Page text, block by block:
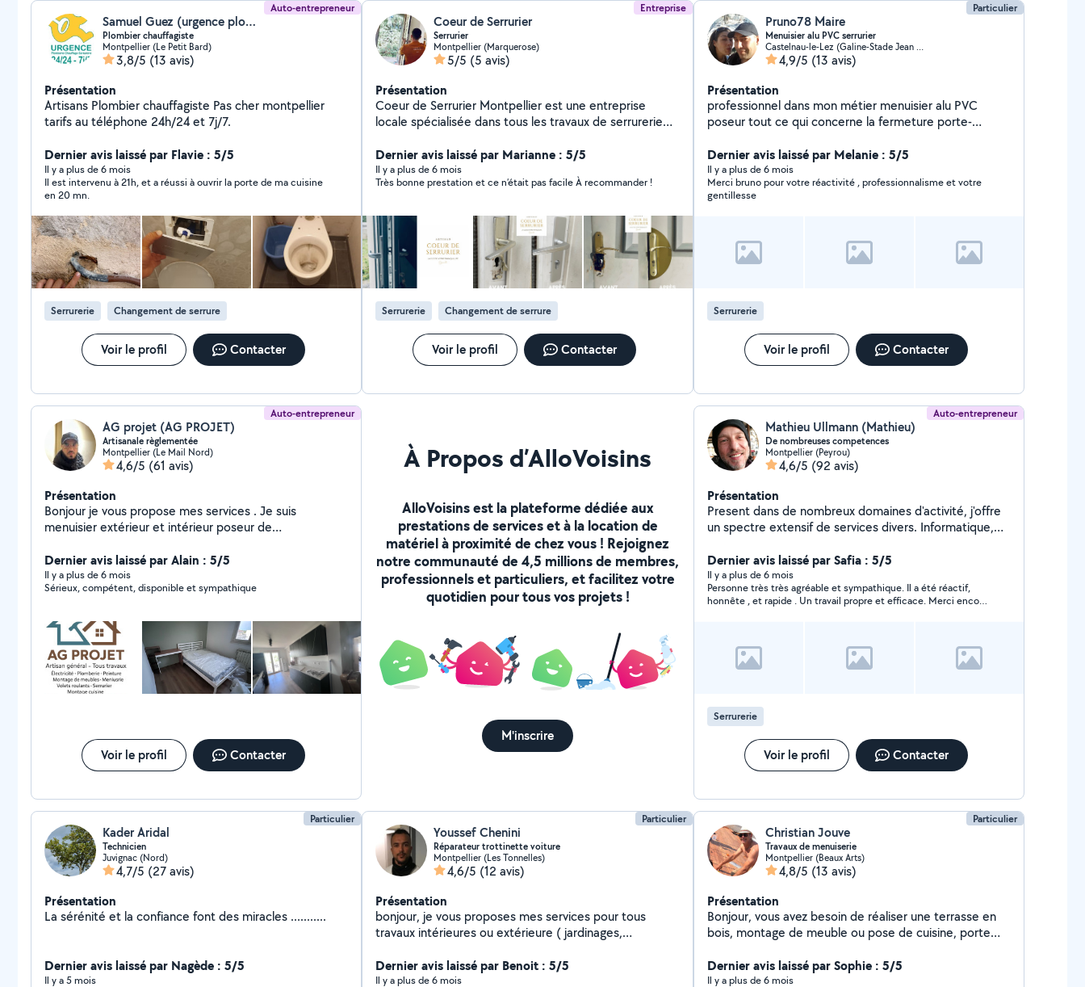
Auto-entrepreneur
Samuel Guez (urgence plomberie Chauffage Montpellier)
Plombier chauffagiste
Montpellier (Le Petit Bard)
3,8/5 (13 avis)
Présentation
Artisans Plombier chauffagiste Pas cher montpellier
tarifs au téléphone 24h/24 et 7j/7.
Dernier avis laissé par Flavie : 5/5
Il y a plus de 6 mois
Il est intervenu à 21h, et a réussi à ouvrir la porte de ma cuisine
en 20 mn.
Serrurerie Changement de serrure
Voir le profil Contacter
Entreprise
Coeur de Serrurier
Serrurier
Montpellier (Marquerose)
5/5 (5 avis)
Présentation
Coeur de Serrurier Montpellier est une entreprise
locale spécialisée dans tous les travaux de serrurerie
serruriers professionnels interviennent rapidement pour
tout dépannage d'urgence, ouverture de porte,
remplacement de serrure, installation de serrure
Dernier avis laissé par Marianne : 5/5
Il y a plus de 6 mois
Très bonne prestation et ce n’était pas facile À recommander !
Serrurerie Changement de serrure
Voir le profil Contacter
Particulier
Pruno78 Maire
Menuisier alu PVC serrurier
Castelnau-le-Lez (Galine-Stade Jean Fournier-Ouest)
4,9/5 (13 avis)
Présentation
professionnel dans mon métier menuisier alu PVC
poseur tout ce qui concerne la fermeture porte-
porte d'entrée serrurerie volet roulant
Dernier avis laissé par Melanie : 5/5
Il y a plus de 6 mois
Merci bruno pour votre réactivité , professionnalisme et votre
gentillesse
Serrurerie
Voir le profil Contacter
Auto-entrepreneur
AG projet (AG PROJET)
Artisanale règlementée
Montpellier (Le Mail Nord)
4,6/5 (61 avis)
Présentation
Bonjour je vous propose mes services . Je suis
menuisier extérieur et intérieur poseur de
moteur volet, roulant, montages Cuisine Équipée, et la
peinture , les chasse d'eau ,pose de plan de travail
cuisine et Électricité plomberie et autre.
Dernier avis laissé par Alain : 5/5
Il y a plus de 6 mois
Sérieux, compétent, disponible et sympathique
Voir le profil Contacter
À Propos d’AlloVoisins
AlloVoisins est la plateforme dédiée aux
prestations de services et à la location de
matériel à proximité de chez vous ! Rejoignez
notre communauté de 4,5 millions de membres,
professionnels et particuliers, et facilitez votre
quotidien pour tous vos projets !
M'inscrire
Auto-entrepreneur
Mathieu Ullmann (Mathieu)
De nombreuses competences
Montpellier (Peyrou)
4,6/5 (92 avis)
Présentation
Present dans de nombreux domaines d'activité, j'offre
un spectre extensif de services divers. Informatique,
les personnes pour qui j'opère
Dernier avis laissé par Safia : 5/5
Il y a plus de 6 mois
Personne très très agréable et sympathique. Il a été réactif,
honnête , et rapide . Un travail propre et efficace. Merci encore
Serrurerie
Voir le profil Contacter
Particulier
Kader Aridal
Technicien
Juvignac (Nord)
4,7/5 (27 avis)
Présentation
La sérénité et la confiance font des miracles ...........
Dernier avis laissé par Nagède : 5/5
Il y a 5 mois
Particulier
Youssef Chenini
Réparateur trottinette voiture
Montpellier (Les Tonnelles)
4,6/5 (12 avis)
Présentation
bonjour, je vous proposes mes services pour tous
travaux intérieures ou extérieure ( jardinages,
soudure exemple portail cassé .) réparations voiture ,
trottinette,
Dernier avis laissé par Benoit : 5/5
Il y a plus de 6 mois
Particulier
Christian Jouve
Travaux de menuiserie
Montpellier (Beaux Arts)
4,8/5 (13 avis)
Présentation
Bonjour, vous avez besoin de réaliser une terrasse en
bois, montage de meuble ou pose de cuisine, porte
en vous faisant bénéficier de mon expérience
professionnelle en menuiserie et agencement. J'aime
Dernier avis laissé par Sophie : 5/5
Il y a plus de 6 mois